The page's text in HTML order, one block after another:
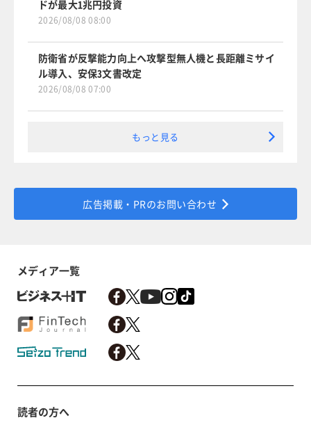
ドが最大1兆円投資
2026/08/08 08:00
防衛省が反撃能力向上へ攻撃型無人機と長距離ミサイ
ル導入、安保3文書改定
2026/08/08 07:00
もっと見る
広告掲載・PRのお問い合わせ
メディア一覧
読者の方へ